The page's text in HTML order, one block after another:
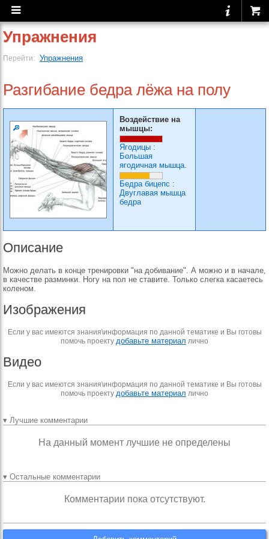
Упражнения
Перейти: Упражнения
Разгибание бедра лёжа на полу
Воздействие на
мышцы:
Ягодицы :
Большая
ягодичная мышца.
Бедра бицепс :
Двуглавая мышца
бедра
Описание
Можно делать в конце тренировки "на добивание". А можно и в начале,
в качестве разминки. Ногу на пол не ставите. Только слегка касаетесь
коленом.
Изображения
Если у вас имеются знания\информация по данной тематике и Вы готовы
помочь проекту добавьте материал лично
Видео
Если у вас имеются знания\информация по данной тематике и Вы готовы
помочь проекту добавьте материал лично
▾ Лучшие комментарии
На данный момент лучшие не определены
▾ Остальные комментарии
Комментарии пока отсутствуют.